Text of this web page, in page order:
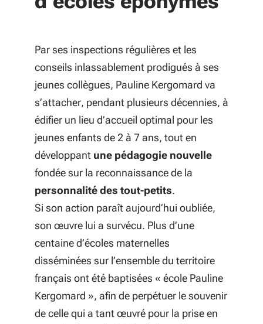
Par ses inspections régulières et les
conseils inlassablement prodigués à ses
jeunes collègues, Pauline Kergomard va
s’attacher, pendant plusieurs décennies, à
édifier un lieu d’accueil optimal pour les
jeunes enfants de 2 à 7 ans, tout en
développant une pédagogie nouvelle
fondée sur la reconnaissance de la
personnalité des tout-petits.
Si son action paraît aujourd’hui oubliée,
son œuvre lui a survécu. Plus d’une
centaine d’écoles maternelles
disséminées sur l’ensemble du territoire
français ont été baptisées « école Pauline
Kergomard », afin de perpétuer le souvenir
de celle qui a tant œuvré pour la prise en